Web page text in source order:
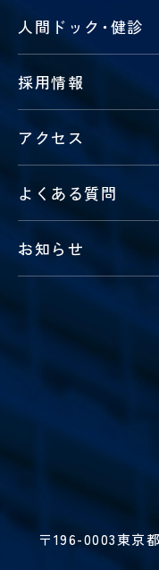
人間ドック・健診
採用情報
アクセス
よくある質問
お知らせ
〒196-0003東京